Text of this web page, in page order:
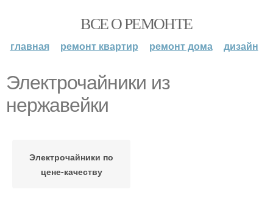
ВСЕ О РЕМОНТЕ
главная ремонт квартир ремонт дома дизайн
Электрочайники из
нержавейки
Электрочайники по
цене-качеству